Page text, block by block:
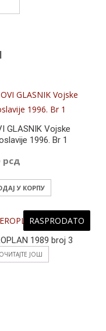
GLASNIK Vojske
1996. Br 1
рсд
У КОРПУ
RASPRODATO
1989 broj 3
ЈОШ